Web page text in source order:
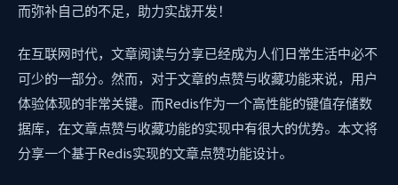
而弥补自己的不足，助力实战开发！
在互联网时代，文章阅读与分享已经成为人们日常生活中必不
可少的一部分。然而，对于文章的点赞与收藏功能来说，用户
体验体现的非常关键。而Redis作为一个高性能的键值存储数
据库，在文章点赞与收藏功能的实现中有很大的优势。本文将
分享一个基于Redis实现的文章点赞功能设计。